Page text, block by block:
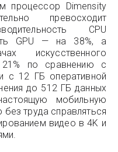
процессор Dimensity
превосходит
CPU
GPU — на 38%, а
искусственного
21% по сравнению с
с 12 ГБ оперативной
до 512 ГБ данных
мобильную
труда справляться
видео в 4K и